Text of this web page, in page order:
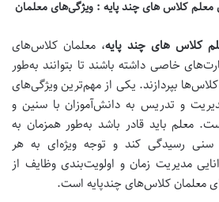
راهنمای معلم کلاس های چند پایه : ویژگی‌های معلمان
، معلمان کلاس‌های
خاصی داشته باشند تا بتوانند به‌طور
بپردازند. یکی از مهم‌ترین ویژگی‌های
و تدریس به دانش‌آموزان با سنین و
باید قادر باشد به‌طور همزمان به
سنی رسیدگی کند و توجه ویژه‌ای به هر
مدیریت زمان و اولویت‌بندی وظایف از
معلمان کلاس‌های چندپایه است.